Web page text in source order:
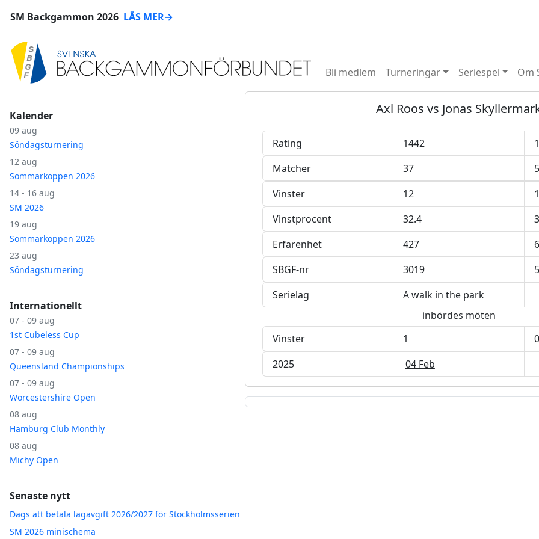
SM Backgammon 2026 LÄS MER→
Bli medlem Turneringar Seriespel Om
Kalender
09 aug
Söndagsturnering
12 aug
Sommarkoppen 2026
14 - 16 aug
SM 2026
19 aug
Sommarkoppen 2026
23 aug
Söndagsturnering
Internationellt
07 - 09 aug
1st Cubeless Cup
07 - 09 aug
Queensland Championships
07 - 09 aug
Worcestershire Open
08 aug
Hamburg Club Monthly
08 aug
Michy Open
Senaste nytt
Dags att betala lagavgift 2026/2027 för Stockholmsserien
SM 2026 minischema
Axl Roos vs Jonas
Rating 1442
Matcher
37
Vinster
12
Vinstprocent
32.4
Erfarenhet
427
SBGF-nr
3019
Serielag
A walk in the park
inbördes möten
Vinster
1
0
2025
04 Feb